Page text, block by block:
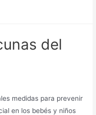
del
medidas para prevenir
en los bebés y niños